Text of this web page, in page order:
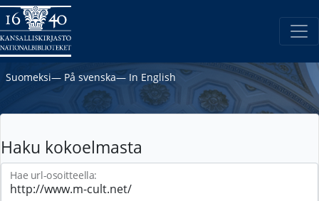
Suomeksi― På svenska― In English
Haku kokoelmasta
Hae url-osoitteella: